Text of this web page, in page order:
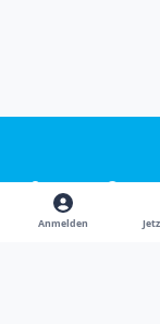
Light ModeDark Mode
System
Sprachen
Anmelden